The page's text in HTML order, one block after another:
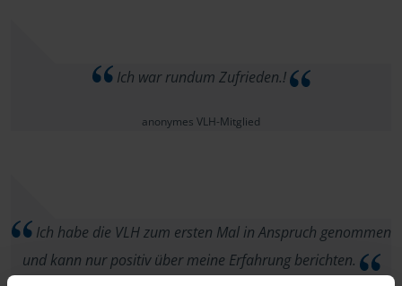
Ich war rundum Zufrieden.!
anonymes VLH-Mitglied
Ich habe die VLH zum ersten Mal in Anspruch genommen
und kann nur positiv über meine Erfahrung berichten.